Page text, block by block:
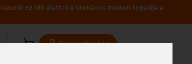
ez idő alatt is a szokásos módon fogadja a
Bejelentkezés